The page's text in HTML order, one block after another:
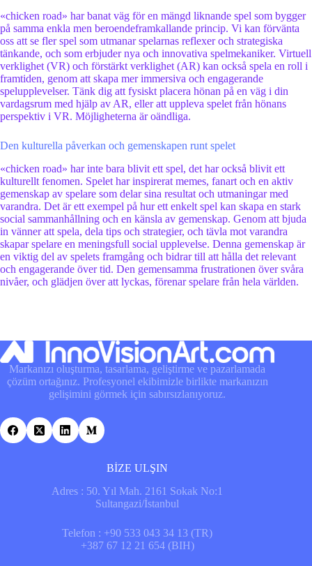
«chicken road» har banat väg för en mängd liknande spel som bygger
på samma enkla men beroendeframkallande princip. Vi kan förvänta
oss att se fler spel som utmanar spelarnas reflexer och strategiska
tänkande, och som erbjuder nya och innovativa spelmekaniker. Virtuell
verklighet (VR) och förstärkt verklighet (AR) kan också spela en roll i
framtiden, genom att skapa mer immersiva och engagerande
spelupplevelser. Tänk dig att fysiskt placera hönan på en väg i din
vardagsrum med hjälp av AR, eller att uppleva spelet från hönans
perspektiv i VR. Möjligheterna är oändliga.
Den kulturella påverkan och gemenskapen runt spelet
«chicken road» har inte bara blivit ett spel, det har också blivit ett
kulturellt fenomen. Spelet har inspirerat memes, fanart och en aktiv
gemenskap av spelare som delar sina resultat och utmaningar med
varandra. Det är ett exempel på hur ett enkelt spel kan skapa en stark
social sammanhållning och en känsla av gemenskap. Genom att bjuda
in vänner att spela, dela tips och strategier, och tävla mot varandra
skapar spelare en meningsfull social upplevelse. Denna gemenskap är
en viktig del av spelets framgång och bidrar till att hålla det relevant
och engagerande över tid. Den gemensamma frustrationen över svåra
nivåer, och glädjen över att lyckas, förenar spelare från hela världen.
Markanızı oluşturma, tasarlama, geliştirme ve pazarlamada
çözüm ortağınız. Profesyonel ekibimizle birlikte markanızın
gelişimini görmek için sabırsızlanıyoruz.
BİZE ULŞIN
Adres : 50. Yıl Mah. 2161 Sokak No:1
Sultangazi/İstanbul
Telefon : +90 533 043 34 13 (TR)
+387 67 12 21 654 (BIH)